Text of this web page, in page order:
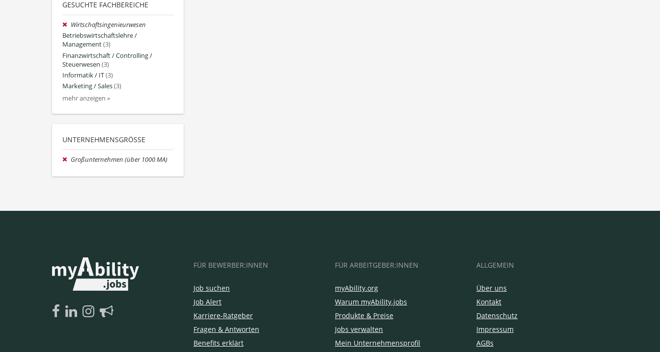
GESUCHTE FACHBEREICHE
Wirtschaftsingenieurwesen
Betriebswirtschaftslehre /
Management(3)
Finanzwirtschaft / Controlling /
Steuerwesen (3)
Informatik / IT(3)
Marketing / Sales(3)
mehr anzeigen »
UNTERNEHMENSGRÖSSE
Großunternehmen (über 1000 MA)
FÜR BEWERBER:INNEN
Job suchen
Job Alert
Karriere-Ratgeber
Fragen & Antworten
Benefits erklärt
FÜR ARBEITGEBER:INNEN
myAbility.org
Warum myAbility.jobs
Produkte & Preise
Jobs verwalten
Mein Unternehmensprofil
ALLGEMEIN
Über uns
Kontakt
Datenschutz
Impressum
AGBs